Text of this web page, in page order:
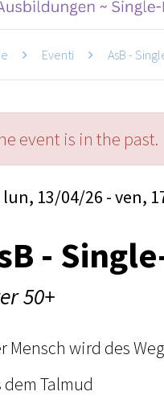
Eventi AsB -
event is in the past.
lun, 13/04/26 - ven,
-
50+
Mensch wird des
dem Talmud